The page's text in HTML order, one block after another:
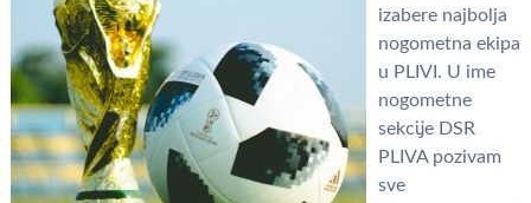
izabere najbolja
nogometna ekipa
u PLIVI. U ime
nogometne
sekcije DSR
PLIVA pozivam
sve